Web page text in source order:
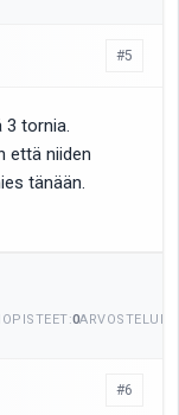
#5
3 tornia.
että niiden
tänään.
0
#6